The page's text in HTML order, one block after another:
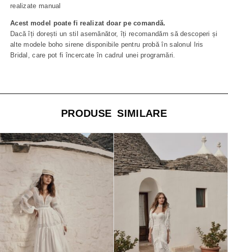
realizate manual
Acest model poate fi realizat doar pe comandă.
Dacă îți dorești un stil asemănător, îți recomandăm să descoperi și
alte modele boho sirene disponibile pentru probă în salonul Iris
Bridal, care pot fi încercate în cadrul unei programări.
PRODUSE SIMILARE